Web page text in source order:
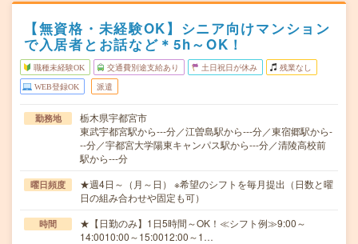
【無資格・未経験OK】シニア向けマンション
で入居者とお話など＊5h～OK！
職種未経験OK 交通費別途支給あり 土日祝日が休み 残業なし
WEB登録OK 派遣
勤務地
栃木県宇都宮市
東武宇都宮駅から---分／江曽島駅から---分／東宿郷駅から-
--分／宇都宮大学陽東キャンパス駅から---分／清陵高校前
駅から---分
曜日頻度
★週4日～（月～日） ※希望のシフトを毎月提出（日数と曜
日の組み合わせや固定も可）
時間
★【日勤のみ】1日5時間～OK！≪シフト例≫9:00～
14:0010:00～15:0012:00～1…